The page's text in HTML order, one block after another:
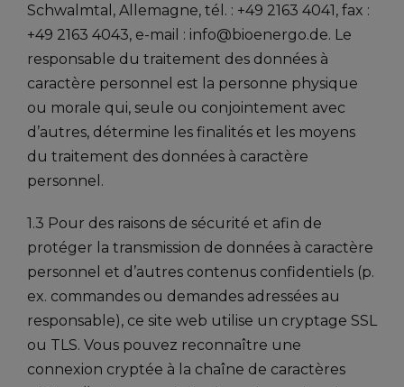
Schwalmtal, Allemagne, tél. : +49 2163 4041, fax :
+49 2163 4043, e-mail : info@bioenergo.de. Le
responsable du traitement des données à
caractère personnel est la personne physique
ou morale qui, seule ou conjointement avec
d’autres, détermine les finalités et les moyens
du traitement des données à caractère
personnel.
1.3 Pour des raisons de sécurité et afin de
protéger la transmission de données à caractère
personnel et d’autres contenus confidentiels (p.
ex. commandes ou demandes adressées au
responsable), ce site web utilise un cryptage SSL
ou TLS. Vous pouvez reconnaître une
connexion cryptée à la chaîne de caractères